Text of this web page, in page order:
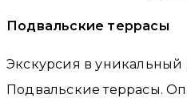
Подвальские террасы
Экскурсия в
Подвальские террасы.